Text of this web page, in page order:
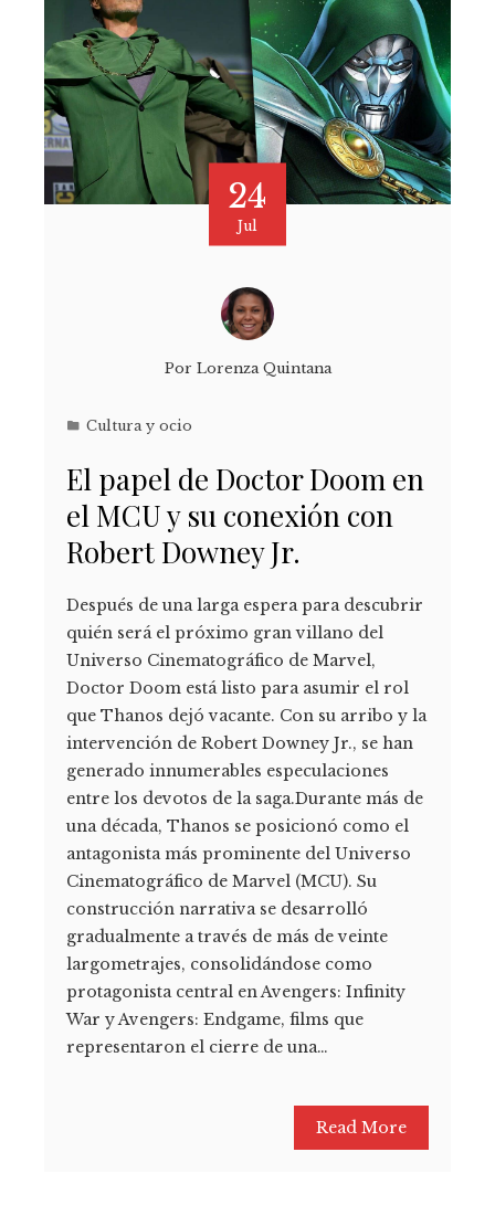
24
Jul
Por Lorenza Quintana
Cultura y ocio
El papel de Doctor Doom en
el MCU y su conexión con
Robert Downey Jr.
Después de una larga espera para descubrir
quién será el próximo gran villano del
Universo Cinematográfico de Marvel,
Doctor Doom está listo para asumir el rol
que Thanos dejó vacante. Con su arribo y la
intervención de Robert Downey Jr., se han
generado innumerables especulaciones
entre los devotos de la saga.Durante más de
una década, Thanos se posicionó como el
antagonista más prominente del Universo
Cinematográfico de Marvel (MCU). Su
construcción narrativa se desarrolló
gradualmente a través de más de veinte
largometrajes, consolidándose como
protagonista central en Avengers: Infinity
War y Avengers: Endgame, films que
representaron el cierre de una…
Read More